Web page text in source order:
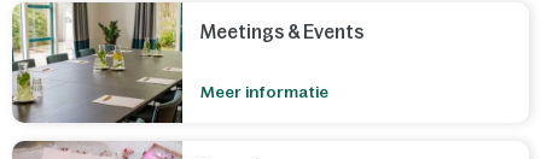
Meetings & Events
Meer informatie